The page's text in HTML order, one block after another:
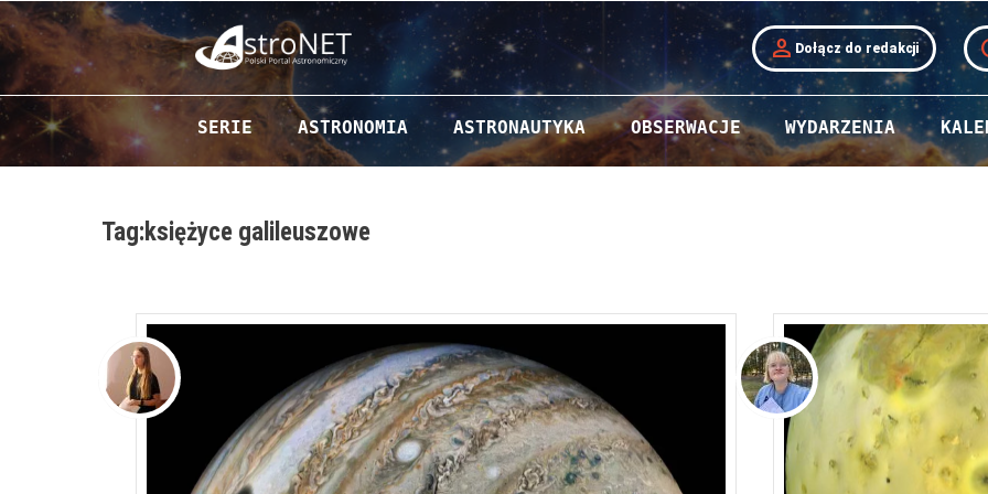
person Dołącz do redakcji
Przejdź do zawartości
SERIE ASTRONOMIA ASTRONAUTYKA OBSERWACJE WYDARZENIA
Tag:księżyce galileuszowe